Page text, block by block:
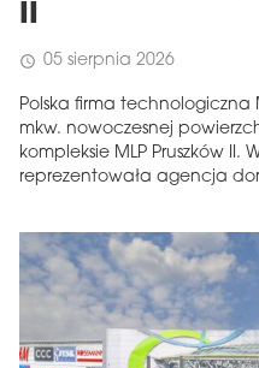
II
schedule 05 sierpnia 2026
Polska firma technologiczna
mkw. nowoczesnej
kompleksie MLP Pruszków
reprezentowała agencja